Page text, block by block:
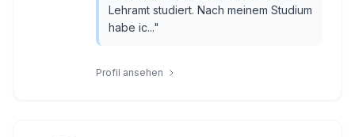
Lehramt studiert. Nach meinem Studium
habe ic..."
Profil ansehen